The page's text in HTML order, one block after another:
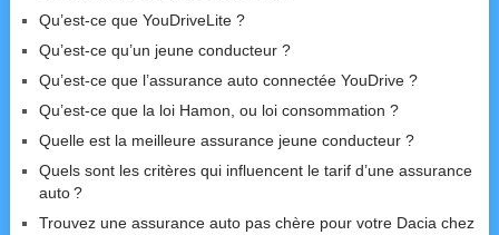
Qu’est-ce que YouDriveLite ?
Qu’est-ce qu’un jeune conducteur ?
Qu’est-ce que l’assurance auto connectée YouDrive ?
Qu’est-ce que la loi Hamon, ou loi consommation ?
Quelle est la meilleure assurance jeune conducteur ?
Quels sont les critères qui influencent le tarif d’une assurance
auto ?
Trouvez une assurance auto pas chère pour votre Dacia chez